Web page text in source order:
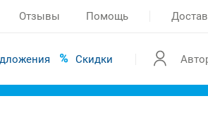
Отзывы Помощь
Скидки